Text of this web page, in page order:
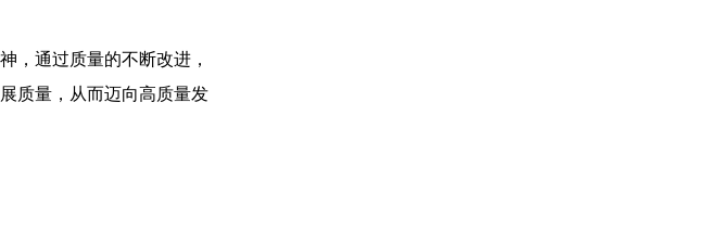
，通过质量的不断改进，
质量，从而迈向高质量发